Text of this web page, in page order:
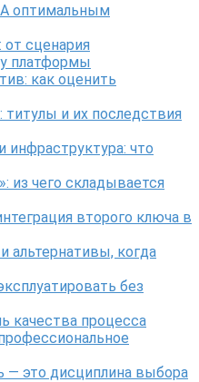
оптимальным
от сценария
платформы
как оценить
титулы и их последствия
что
из чего складывается
второго ключа в
альтернативы, когда
без
качества процесса
— это дисциплина выбора